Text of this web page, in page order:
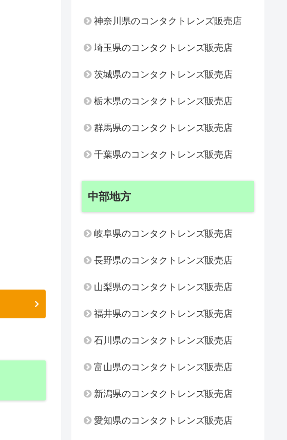
神奈川県のコンタクトレンズ販売店
埼玉県のコンタクトレンズ販売店
茨城県のコンタクトレンズ販売店
栃木県のコンタクトレンズ販売店
群馬県のコンタクトレンズ販売店
千葉県のコンタクトレンズ販売店
中部地方
岐阜県のコンタクトレンズ販売店
長野県のコンタクトレンズ販売店
山梨県のコンタクトレンズ販売店
福井県のコンタクトレンズ販売店
石川県のコンタクトレンズ販売店
富山県のコンタクトレンズ販売店
新潟県のコンタクトレンズ販売店
愛知県のコンタクトレンズ販売店